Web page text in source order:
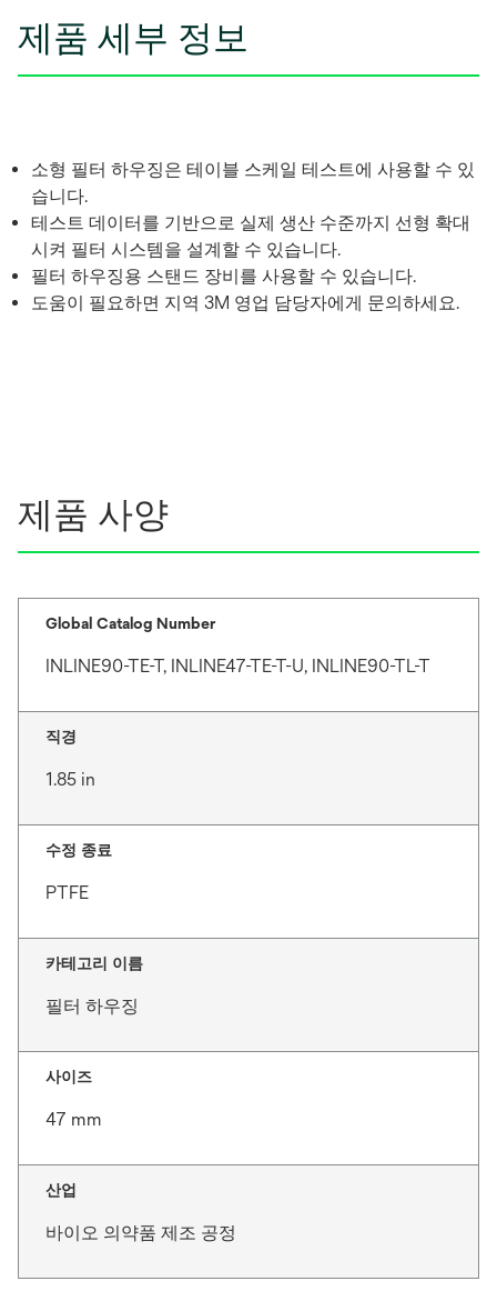
제품 세부 정보
소형 필터 하우징은 테이블 스케일 테스트에 사용할 수 있
습니다.
테스트 데이터를 기반으로 실제 생산 수준까지 선형 확대
시켜 필터 시스템을 설계할 수 있습니다.
필터 하우징용 스탠드 장비를 사용할 수 있습니다.
도움이 필요하면 지역 3M 영업 담당자에게 문의하세요.
제품 사양
Global Catalog Number
INLINE90-TE-T, INLINE47-TE-T-U, INLINE90-TL-T
직경
1.85 in
수정 종료
PTFE
카테고리 이름
필터 하우징
사이즈
47 mm
산업
바이오 의약품 제조 공정